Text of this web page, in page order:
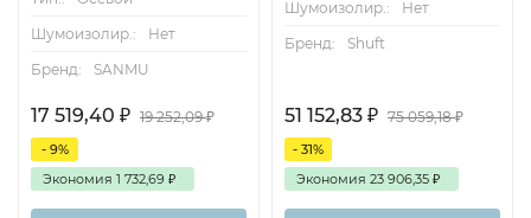
Шумоизолир.:
Нет
Бренд:
SANMU
17 519,40 ₽ 19 252,09₽
- 9%
Экономия 1 732,69 ₽
Шумоизолир.:
Нет
Бренд:
Shuft
51 152,83 ₽ 75 059,18₽
- 31%
Экономия 23 906,35 ₽